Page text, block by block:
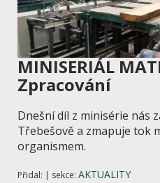
MINISERIÁL
Zpracování
Dnešní díl z minisérie nás
Třebešověa zmapuje tok
organismem.
Přidal: | sekce: AKTUALITY